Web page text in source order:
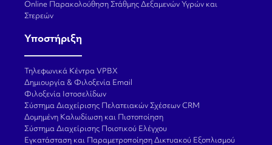
Online Παρακολούθηση Στάθμης Δεξαμενών Υγρών και
Στερεών
Υποστήριξη
Τηλεφωνικά Κέντρα VPBX
Δημιουργία & Φιλοξενία Email
Φιλοξενία Ιστοσελίδων
Σύστημα Διαχείρισης Πελατειακών Σχέσεων CRM
Δομημένη Καλωδίωση και Πιστοποίηση
Σύστημα Διαχείρισης Ποιοτικού Ελέγχου
Εγκατάσταση και Παραμετροποίηση Δικτυακού Εξοπλισμού